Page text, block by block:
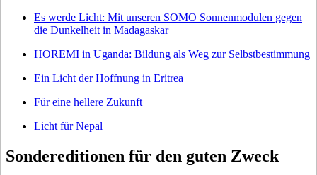
Es werde Licht: Mit unseren SOMO Sonnenmodulen gegen
die Dunkelheit in Madagaskar
HOREMI in Uganda: Bildung als Weg zur Selbstbestimmung
Ein Licht der Hoffnung in Eritrea
Für eine hellere Zukunft
Licht für Nepal
Sondereditionen für den guten Zweck